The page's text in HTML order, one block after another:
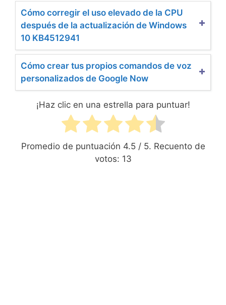
Cómo corregir el uso elevado de la CPU
después de la actualización de Windows
10 KB4512941
Cómo crear tus propios comandos de voz
personalizados de Google Now
¡Haz clic en una estrella para puntuar!
Promedio de puntuación 4.5/ 5. Recuento de
votos: 13